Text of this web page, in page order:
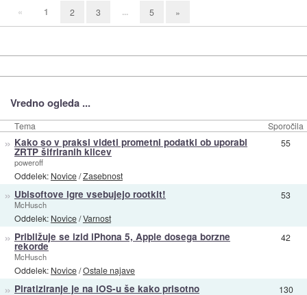
« 1 2 3 ... 5 »
Vredno ogleda ...
Tema Sporočila
» Kako so v praksi videti prometni podatki ob uporabi
ZRTP šifriranih klicev
poweroff
Oddelek: Novice/Zasebnost
55
» Ubisoftove igre vsebujejo rootkit!
McHusch
Oddelek: Novice/Varnost
53
» Približuje se izid iPhona 5, Apple dosega borzne
rekorde
McHusch
Oddelek: Novice/Ostale najave
42
» Piratiziranje je na iOS-u še kako prisotno 130